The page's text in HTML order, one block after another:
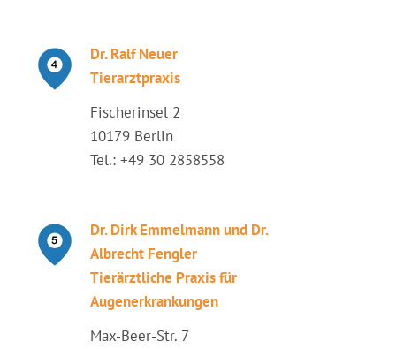
Dr. Ralf Neuer
Tierarztpraxis
Fischerinsel 2
10179 Berlin
Tel.: +49 30 2858558
Dr. Dirk Emmelmann und Dr.
Albrecht Fengler
Tierärztliche Praxis für
Augenerkrankungen
Max-Beer-Str. 7